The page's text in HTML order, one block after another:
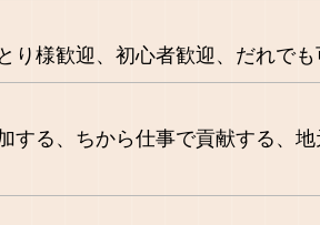
り様歓迎 初心者歓迎 だれでも
する
ちから仕事で貢献する
地